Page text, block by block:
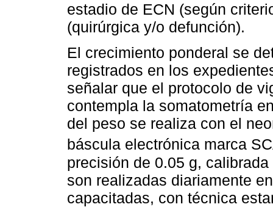
estadio de ECN (según
(quirúrgica y/o defunción).
El crecimiento ponderal se
registrados en los
señalar que el protocolo de
contempla la somatometría
del peso se realiza con el
báscula electrónica marca
precisión de 0.05 g,
son realizadas diariamente
capacitadas, con técnica